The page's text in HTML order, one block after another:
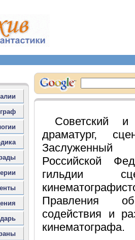
Советский и
драматург,
Заслуженный
Российской
гильдии
Правления
содействия и
кинематографа.